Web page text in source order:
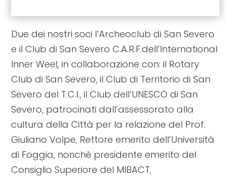
Due dei nostri soci l’Archeoclub di San Severo
e il Club di San Severo C.A.R.F.dell’International
Inner Weel, in collaborazione con: il Rotary
Club di San Severo, il Club di Territorio di San
Severo del T.C.I., il Club dell’UNESCO di San
Severo, patrocinati dall’assessorato alla
cultura della Città per la relazione del Prof.
Giuliano Volpe, Rettore emerito dell’Università
di Foggia, nonchè presidente emerito del
Consiglio Superiore del MIBACT,